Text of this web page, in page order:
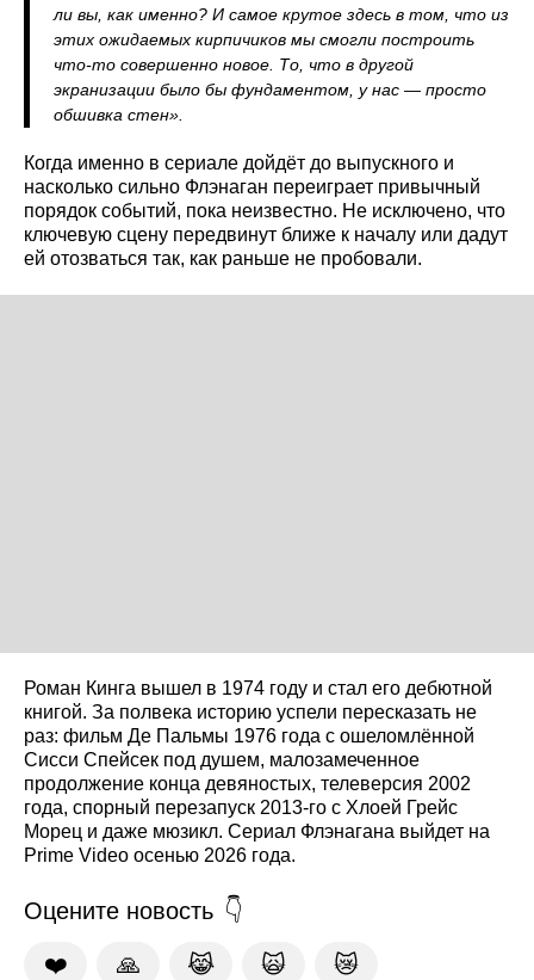
ли вы, как именно? И самое крутое здесь в том, что из
этих ожидаемых кирпичиков мы смогли построить
что-то совершенно новое. То, что в другой
экранизации было бы фундаментом, у нас — просто
обшивка стен».
Когда именно в сериале дойдёт до выпускного и
насколько сильно Флэнаган переиграет привычный
порядок событий, пока неизвестно. Не исключено, что
ключевую сцену передвинут ближе к началу или дадут
ей отозваться так, как раньше не пробовали.
Роман Кинга вышел в 1974 году и стал его дебютной
книгой. За полвека историю успели пересказать не
раз: фильм Де Пальмы 1976 года с ошеломлённой
Сисси Спейсек под душем, малозамеченное
продолжение конца девяностых, телеверсия 2002
года, спорный перезапуск 2013-го с Хлоей Грейс
Морец и даже мюзикл. Сериал Флэнагана выйдет на
Prime Video осенью 2026 года.
Оцените новость
❤️ 🙏 😹 🙀 😿